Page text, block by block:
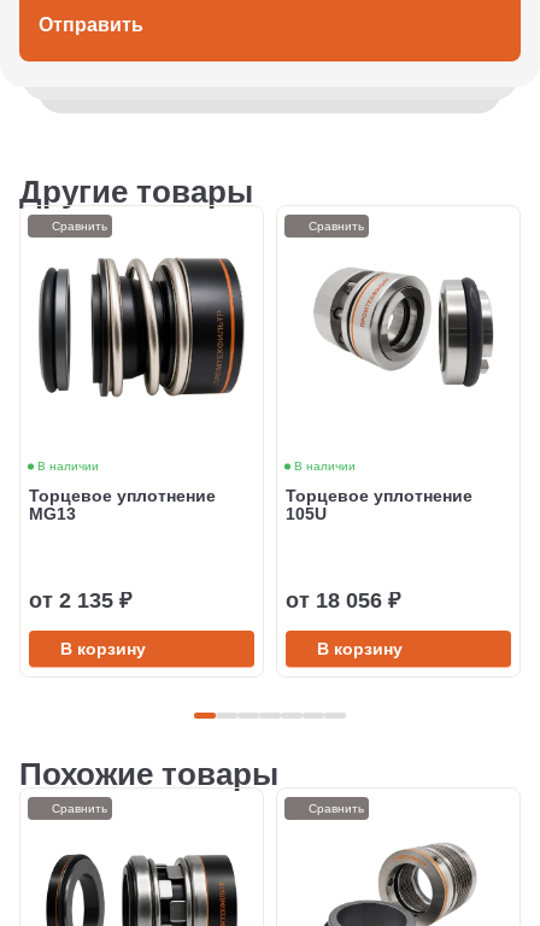
Отправить
Другие товары
В наличии
Торцевое уплотнение
MG13
от 2 135 ₽
В корзину
Сравнить
В наличии
Торцевое уплотнение
105U
от 18 056 ₽
В корзину
Сравнить
Похожие товары
Сравнить Сравнить